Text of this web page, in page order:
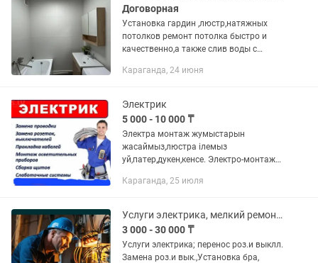
Договорная
Установка гардин ,люстр,натяжных
потолков ремонт потолка быстро и
качественно,а также слив воды с
Караганда, 24 июня
Электрик
5 000 - 10 000 ₸
Электра монтаж жумыстарын
жасаймыз,люстра iлемыз
уй,патер,дукен,кенсе. Электро-монтаж
дом, магазин,офис вешаем люстры
Караганда, 25 июля
Услуги электрика, мелкий ремонт и навес предметов быта по дому.
3 000 - 30 000 ₸
Услуги электрика; перенос роз.и выклл.
Замена роз.и вык.,Установка бра,